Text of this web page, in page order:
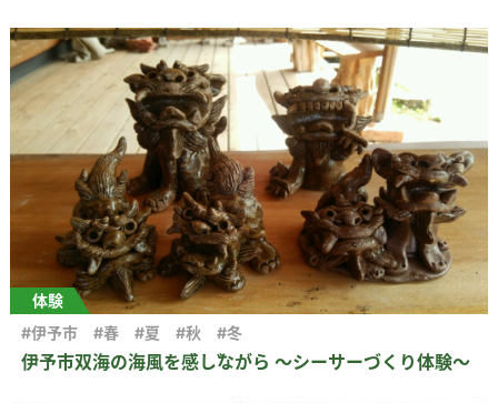
体験
伊予市双海の海風を感じながら ～シーサーづくり体験～
#伊予市 #春 #夏 #秋 #冬